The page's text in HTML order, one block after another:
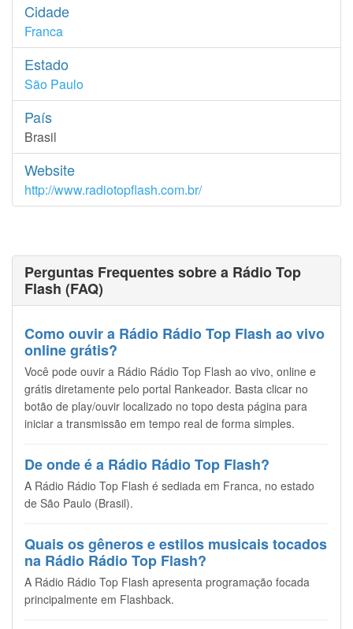
Cidade
Franca
Estado
São Paulo
País
Brasil
Website
http://www.radiotopflash.com.br/
Perguntas Frequentes sobre a Rádio Top
Flash (FAQ)
Como ouvir a Rádio Rádio Top Flash ao vivo
online grátis?
Você pode ouvir a Rádio Rádio Top Flash ao vivo, online e
grátis diretamente pelo portal Rankeador. Basta clicar no
botão de play/ouvir localizado no topo desta página para
iniciar a transmissão em tempo real de forma simples.
De onde é a Rádio Rádio Top Flash?
A Rádio Rádio Top Flash é sediada em Franca, no estado
de São Paulo (Brasil).
Quais os gêneros e estilos musicais tocados
na Rádio Rádio Top Flash?
A Rádio Rádio Top Flash apresenta programação focada
principalmente em Flashback.